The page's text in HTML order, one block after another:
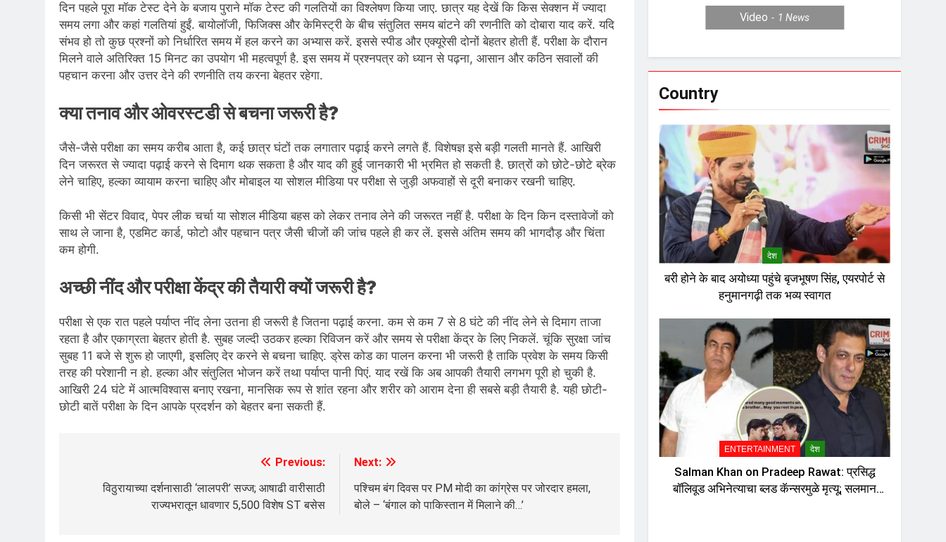
दिन पहले पूरा मॉक टेस्ट देने के बजाय पुराने मॉक टेस्ट की गलतियों का विश्लेषण किया जाए. छात्र यह देखें कि किस सेक्शन में ज्यादा
समय लगा और कहां गलतियां हुईं. बायोलॉजी, फिजिक्स और केमिस्ट्री के बीच संतुलित समय बांटने की रणनीति को दोबारा याद करें. यदि
संभव हो तो कुछ प्रश्नों को निर्धारित समय में हल करने का अभ्यास करें. इससे स्पीड और एक्यूरेसी दोनों बेहतर होती हैं. परीक्षा के दौरान
मिलने वाले अतिरिक्त 15 मिनट का उपयोग भी महत्वपूर्ण है. इस समय में प्रश्नपत्र को ध्यान से पढ़ना, आसान और कठिन सवालों की
पहचान करना और उत्तर देने की रणनीति तय करना बेहतर रहेगा.
क्या तनाव और ओवरस्टडी से बचना जरूरी है?
जैसे-जैसे परीक्षा का समय करीब आता है, कई छात्र घंटों तक लगातार पढ़ाई करने लगते हैं. विशेषज्ञ इसे बड़ी गलती मानते हैं. आखिरी
दिन जरूरत से ज्यादा पढ़ाई करने से दिमाग थक सकता है और याद की हुई जानकारी भी भ्रमित हो सकती है. छात्रों को छोटे-छोटे ब्रेक
लेने चाहिए, हल्का व्यायाम करना चाहिए और मोबाइल या सोशल मीडिया पर परीक्षा से जुड़ी अफवाहों से दूरी बनाकर रखनी चाहिए.
किसी भी सेंटर विवाद, पेपर लीक चर्चा या सोशल मीडिया बहस को लेकर तनाव लेने की जरूरत नहीं है. परीक्षा के दिन किन दस्तावेजों को
साथ ले जाना है, एडमिट कार्ड, फोटो और पहचान पत्र जैसी चीजों की जांच पहले ही कर लें. इससे अंतिम समय की भागदौड़ और चिंता
कम होगी.
अच्छी नींद और परीक्षा केंद्र की तैयारी क्यों जरूरी है?
परीक्षा से एक रात पहले पर्याप्त नींद लेना उतना ही जरूरी है जितना पढ़ाई करना. कम से कम 7 से 8 घंटे की नींद लेने से दिमाग ताजा
रहता है और एकाग्रता बेहतर होती है. सुबह जल्दी उठकर हल्का रिविजन करें और समय से परीक्षा केंद्र के लिए निकलें. चूंकि सुरक्षा जांच
सुबह 11 बजे से शुरू हो जाएगी, इसलिए देर करने से बचना चाहिए. ड्रेस कोड का पालन करना भी जरूरी है ताकि प्रवेश के समय किसी
तरह की परेशानी न हो. हल्का और संतुलित भोजन करें तथा पर्याप्त पानी पिएं. याद रखें कि अब आपकी तैयारी लगभग पूरी हो चुकी है.
आखिरी 24 घंटे में आत्मविश्वास बनाए रखना, मानसिक रूप से शांत रहना और शरीर को आराम देना ही सबसे बड़ी तैयारी है. यही छोटी-
छोटी बातें परीक्षा के दिन आपके प्रदर्शन को बेहतर बना सकती हैं.
navigation
Previous:
विठुरायाच्या दर्शनासाठी ‘लालपरी’ सज्ज; आषाढी वारीसाठी
राज्यभरातून धावणार 5,500 विशेष ST बसेस
Next:
पश्चिम बंग दिवस पर PM मोदी का कांग्रेस पर जोरदार हमला,
बोले – ‘बंगाल को पाकिस्तान में मिलाने की…’
Video 1News
Country
देश
बरी होने के बाद अयोध्या पहुंचे बृजभूषण सिंह, एयरपोर्ट से
हनुमानगढ़ी तक भव्य स्वागत
ENTERTAINMENT देश
Salman Khan on Pradeep Rawat: प्रसिद्ध
बॉलिवूड अभिनेत्याचा ब्लड कॅन्सरमुळे मृत्यू; सलमान